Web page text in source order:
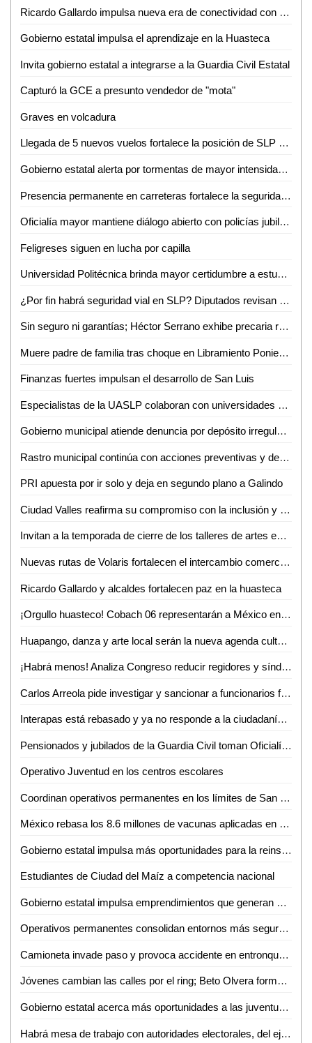
Ricardo Gallardo impulsa nueva era de conectividad con ampliación de rutas de Volaris
Gobierno estatal impulsa el aprendizaje en la Huasteca
Invita gobierno estatal a integrarse a la Guardia Civil Estatal
Capturó la GCE a presunto vendedor de "mota"
Graves en volcadura
Llegada de 5 nuevos vuelos fortalece la posición de SLP como destino turístico y de negocios
Gobierno estatal alerta por tormentas de mayor intensidad durante la noche
Presencia permanente en carreteras fortalece la seguridad de las familias potosinas
Oficialía mayor mantiene diálogo abierto con policías jubilados y pensionados
Feligreses siguen en lucha por capilla
Universidad Politécnica brinda mayor certidumbre a estudiantes
¿Por fin habrá seguridad vial en SLP? Diputados revisan a marchas forzadas "Ley Santi"
Sin seguro ni garantías; Héctor Serrano exhibe precaria realidad de prensa potosina
Muere padre de familia tras choque en Libramiento Poniente; su hijo continúa grave
Finanzas fuertes impulsan el desarrollo de San Luis
Especialistas de la UASLP colaboran con universidades de Estados Unidos en investigación sobre chikungunya
Gobierno municipal atiende denuncia por depósito irregular de basura en Villas del Real de Santiago
Rastro municipal continúa con acciones preventivas y de concientización contra el gusano barrenador del ganado
PRI apuesta por ir solo y deja en segundo plano a Galindo
Ciudad Valles reafirma su compromiso con la inclusión y el respeto a la diversidad
Invitan a la temporada de cierre de los talleres de artes escénicas, danza y teatro en el CeartSLP
Nuevas rutas de Volaris fortalecen el intercambio comercial y turístico de San Luis Potosí
Ricardo Gallardo y alcaldes fortalecen paz en la huasteca
¡Orgullo huasteco! Cobach 06 representarán a México en Brasil
Huapango, danza y arte local serán la nueva agenda cultural en Ciudad Valles
¡Habrá menos! Analiza Congreso reducir regidores y síndicos; reforma entraría en vigor hasta 2030
Carlos Arreola pide investigar y sancionar a funcionarios federales que incumplan con su labor
Interapas está rebasado y ya no responde a la ciudadanía: Luis Fernando Gámez
Pensionados y jubilados de la Guardia Civil toman Oficialía Mayor por incumplimiento de aumento salarial
Operativo Juventud en los centros escolares
Coordinan operativos permanentes en los límites de San Luis Potosí y Zacatecas
México rebasa los 8.6 millones de vacunas aplicadas en poco más de un mes
Gobierno estatal impulsa más oportunidades para la reinserción social de mujeres
Estudiantes de Ciudad del Maíz a competencia nacional
Gobierno estatal impulsa emprendimientos que generan más empleo
Operativos permanentes consolidan entornos más seguros en todo el estado
Camioneta invade paso y provoca accidente en entronque carretero
Jóvenes cambian las calles por el ring; Beto Olvera forma nueva generación de atletas en Valles
Gobierno estatal acerca más oportunidades a las juventudes de la región media
Habrá mesa de trabajo con autoridades electorales, del ejecutivo e instancias diversas sobre la reforma electoral en curso: Dip. Héctor Serrano Cortés